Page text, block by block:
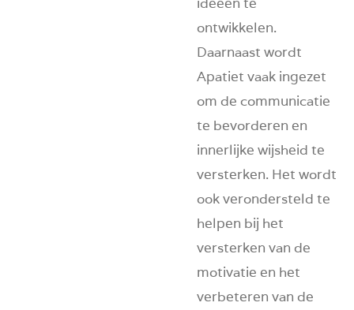
ontwikkelen.
Daarnaast wordt
Apatiet vaak ingezet
om de communicatie
te bevorderen en
innerlijke wijsheid te
versterken. Het wordt
ook verondersteld te
helpen bij het
versterken van de
motivatie en het
verbeteren van de